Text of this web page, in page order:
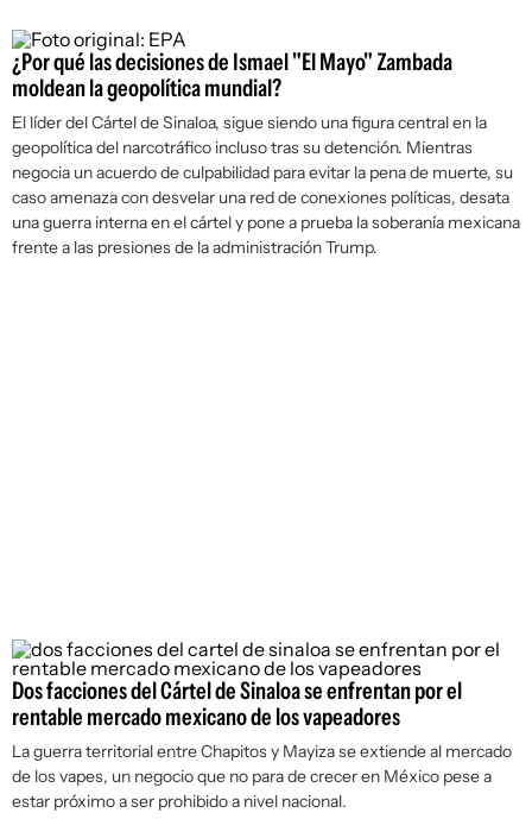
¿Por qué las decisiones de Ismael "El Mayo" Zambada
moldean la geopolítica mundial?
El líder del Cártel de Sinaloa, sigue siendo una figura central en la
geopolítica del narcotráfico incluso tras su detención. Mientras
negocia un acuerdo de culpabilidad para evitar la pena de muerte, su
caso amenaza con desvelar una red de conexiones políticas, desata
una guerra interna en el cártel y pone a prueba la soberanía mexicana
frente a las presiones de la administración Trump.
Dos facciones del Cártel de Sinaloa se enfrentan por el
rentable mercado mexicano de los vapeadores
La guerra territorial entre Chapitos y Mayiza se extiende al mercado
de los vapes, un negocio que no para de crecer en México pese a
estar próximo a ser prohibido a nivel nacional.